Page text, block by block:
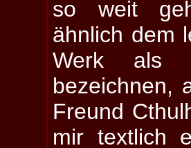
so weit
ähnlich dem
Werk als
bezeichnen,
Freund
mir textlich